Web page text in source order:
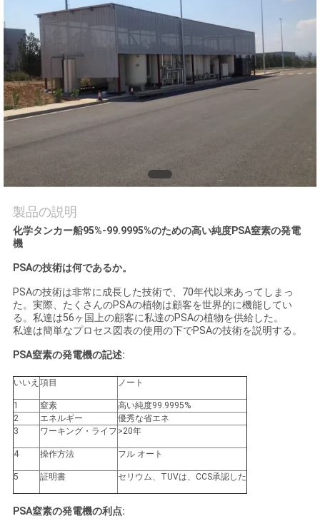
管
理
お
問
い
合
わ
せ
ニ
ュ
ー
ス
事
件
引
製品の説明
化学タンカー船95%-99.9995%のための高い純度PSA窒素の発電
機
PSAの技術は何であるか。
PSAの技術は非常に成長した技術で、70年代以来あってしまっ
た。実際、たくさんのPSAの植物は顧客を世界的に機能してい
る。私達は56ヶ国上の顧客に私達のPSAの植物を供給した。
私達は簡単なプロセス図表の使用の下でPSAの技術を説明する。
PSA窒素の発電機の記述:
いいえ 項目 ノート
1 窒素
高い純度99.9995%
2
エネルギー
優秀な省エネ
3
ワーキング・ライフ >20年
4 操作方法 フル オート
5 証明書 セリウム、TUVは、CCS承認した
PSA窒素の発電機の利点: